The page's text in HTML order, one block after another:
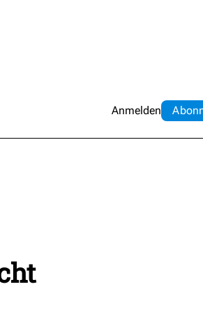
Anmelden Abo